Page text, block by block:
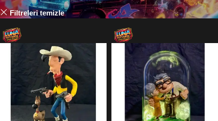
Filtreleri temizle Luna Toyverse